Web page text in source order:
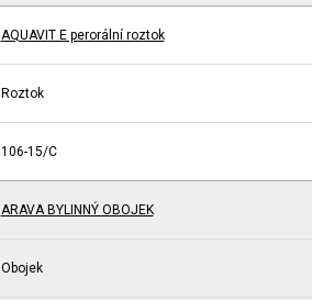
AQUAVIT E perorální roztok
Roztok
106-15/C
ARAVA BYLINNÝ OBOJEK
Obojek